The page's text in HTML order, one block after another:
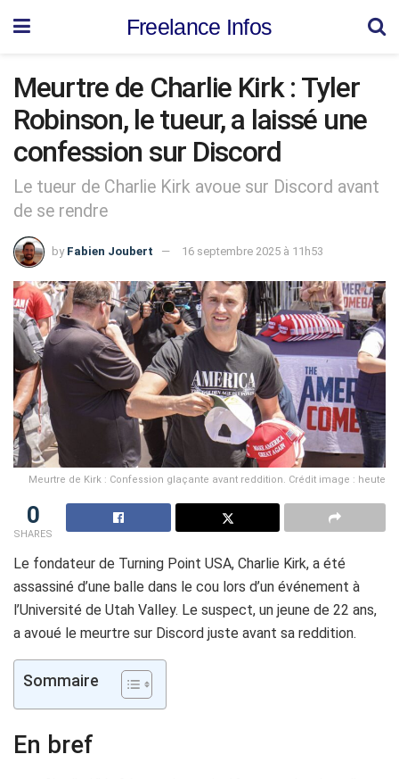
Freelance Infos
Meurtre de Charlie Kirk : Tyler
Robinson, le tueur, a laissé une
confession sur Discord
Le tueur de Charlie Kirk avoue sur Discord avant
de se rendre
by Fabien Joubert 16 septembre 2025 à 11h53
Meurtre de Kirk : Confession glaçante avant reddition. Crédit image : heute
0
SHARES
Le fondateur de Turning Point USA, Charlie Kirk, a été
assassiné d’une balle dans le cou lors d’un événement à
l’Université de Utah Valley. Le suspect, un jeune de 22 ans,
a avoué le meurtre sur Discord juste avant sa reddition.
Sommaire
En bref